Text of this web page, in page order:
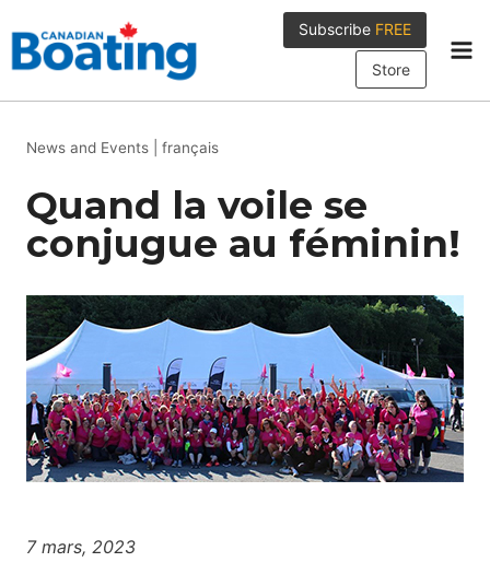
to
content
Subscribe FREE
Store
News and Events français
Quand la voile se
conjugue au féminin!
7 mars, 2023